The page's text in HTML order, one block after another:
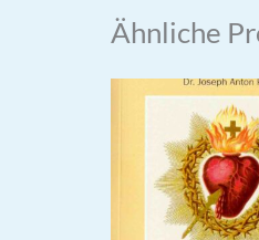
Ähnliche